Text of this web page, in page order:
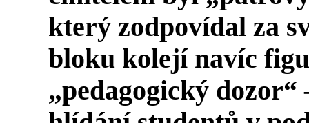
který zodpovídal za
bloku kolejí navíc
„pedagogický